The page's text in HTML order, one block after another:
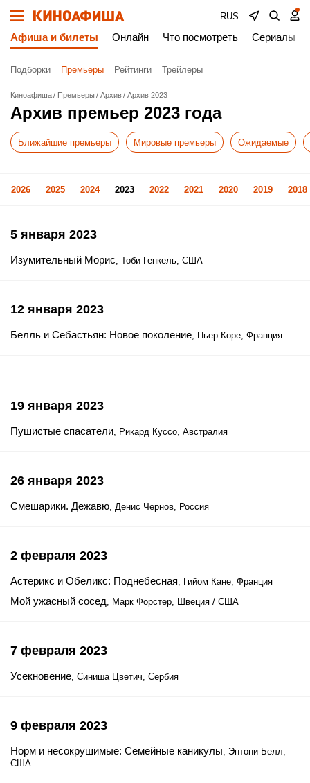
RUS
Афиша и билеты Онлайн Что посмотреть Сериалы
Подборки Премьеры Рейтинги Трейлеры
Киноафиша Премьеры Архив Архив 2023
Архив премьер 2023 года
Ближайшие премьеры Мировые премьеры Ожидаемые
2026 2025 2024 2023 2022 2021 2020 2019 2018
5 января 2023
Изумительный Морис, Тоби Генкель, США
12 января 2023
Белль и Себастьян: Новое поколение, Пьер Коре, Франция
19 января 2023
Пушистые спасатели, Рикард Куссо, Австралия
26 января 2023
Смешарики. Дежавю, Денис Чернов, Россия
2 февраля 2023
Астерикс и Обеликс: Поднебесная, Гийом Кане, Франция
Мой ужасный сосед, Марк Форстер, Швеция / США
7 февраля 2023
Усекновение, Синиша Цветич, Сербия
9 февраля 2023
Норм и несокрушимые: Семейные каникулы, Энтони Белл,
США